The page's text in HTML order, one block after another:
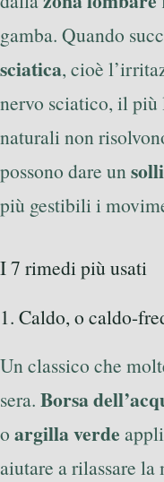
gamba. Quando
sciatica, cioè
nervo sciatico, il
naturali non
possono dare un
più gestibili i
I 7 rimedi più usati
1. Caldo, o caldo-
Un classico che
sera. Borsa
o argilla verde
aiutare a rilassare